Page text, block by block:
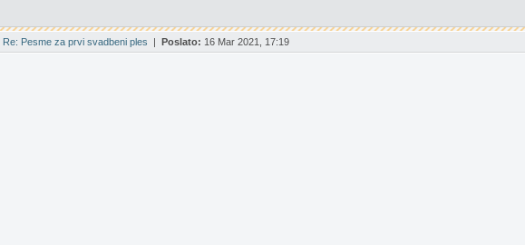
Re: Pesme za prvi svadbeni ples | Poslato: 16 Mar 2021, 17:19